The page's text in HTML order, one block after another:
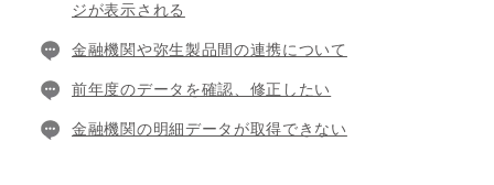
ジが表示される
金融機関や弥生製品間の連携について
前年度のデータを確認、修正したい
金融機関の明細データが取得できない